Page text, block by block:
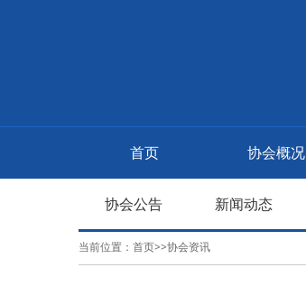
首页 协会概况
协会公告 新闻动态
当前位置： 首页>>协会资讯